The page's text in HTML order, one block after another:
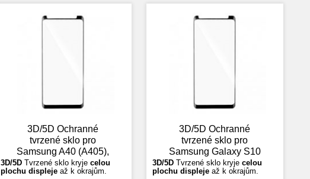
3D/5D Ochranné
tvrzené sklo pro
Samsung A40 (A405),
černá
3D/5DTvrzené sklo kryje celou
plochu displeje až k okrajům.
3D/5D Ochranné
tvrzené sklo pro
Samsung Galaxy S10
Plus (G975), černá
3D/5DTvrzené sklo kryje celou
plochu displeje až k okrajům.